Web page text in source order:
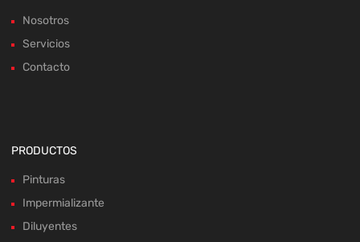
Nosotros
Servicios
Contacto
PRODUCTOS
Pinturas
Impermializante
Diluyentes